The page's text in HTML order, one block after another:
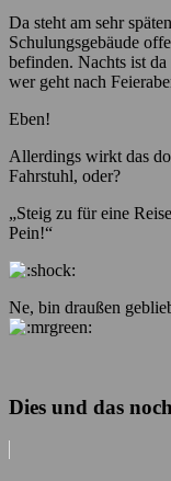
Da steht am sehr
Schulungsgebäude
befinden. Nachts ist
wer geht nach
Eben!
Allerdings wirkt das
Fahrstuhl, oder?
„Steig zu für eine
Pein!“
Ne, bin draußen
Dies und das